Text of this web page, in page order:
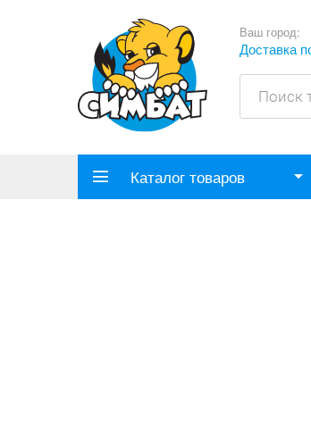
Ваш город:
Доставка
Каталог товаров